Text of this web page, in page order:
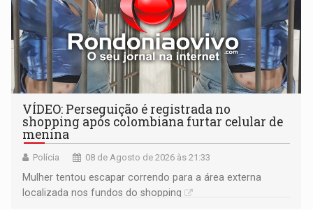
VÍDEO: Perseguição é registrada no
shopping após colombiana furtar celular de
menina
Polícia 08 de Agosto de 2026 às 21:33
Mulher tentou escapar correndo para a área externa
localizada nos fundos do shopping